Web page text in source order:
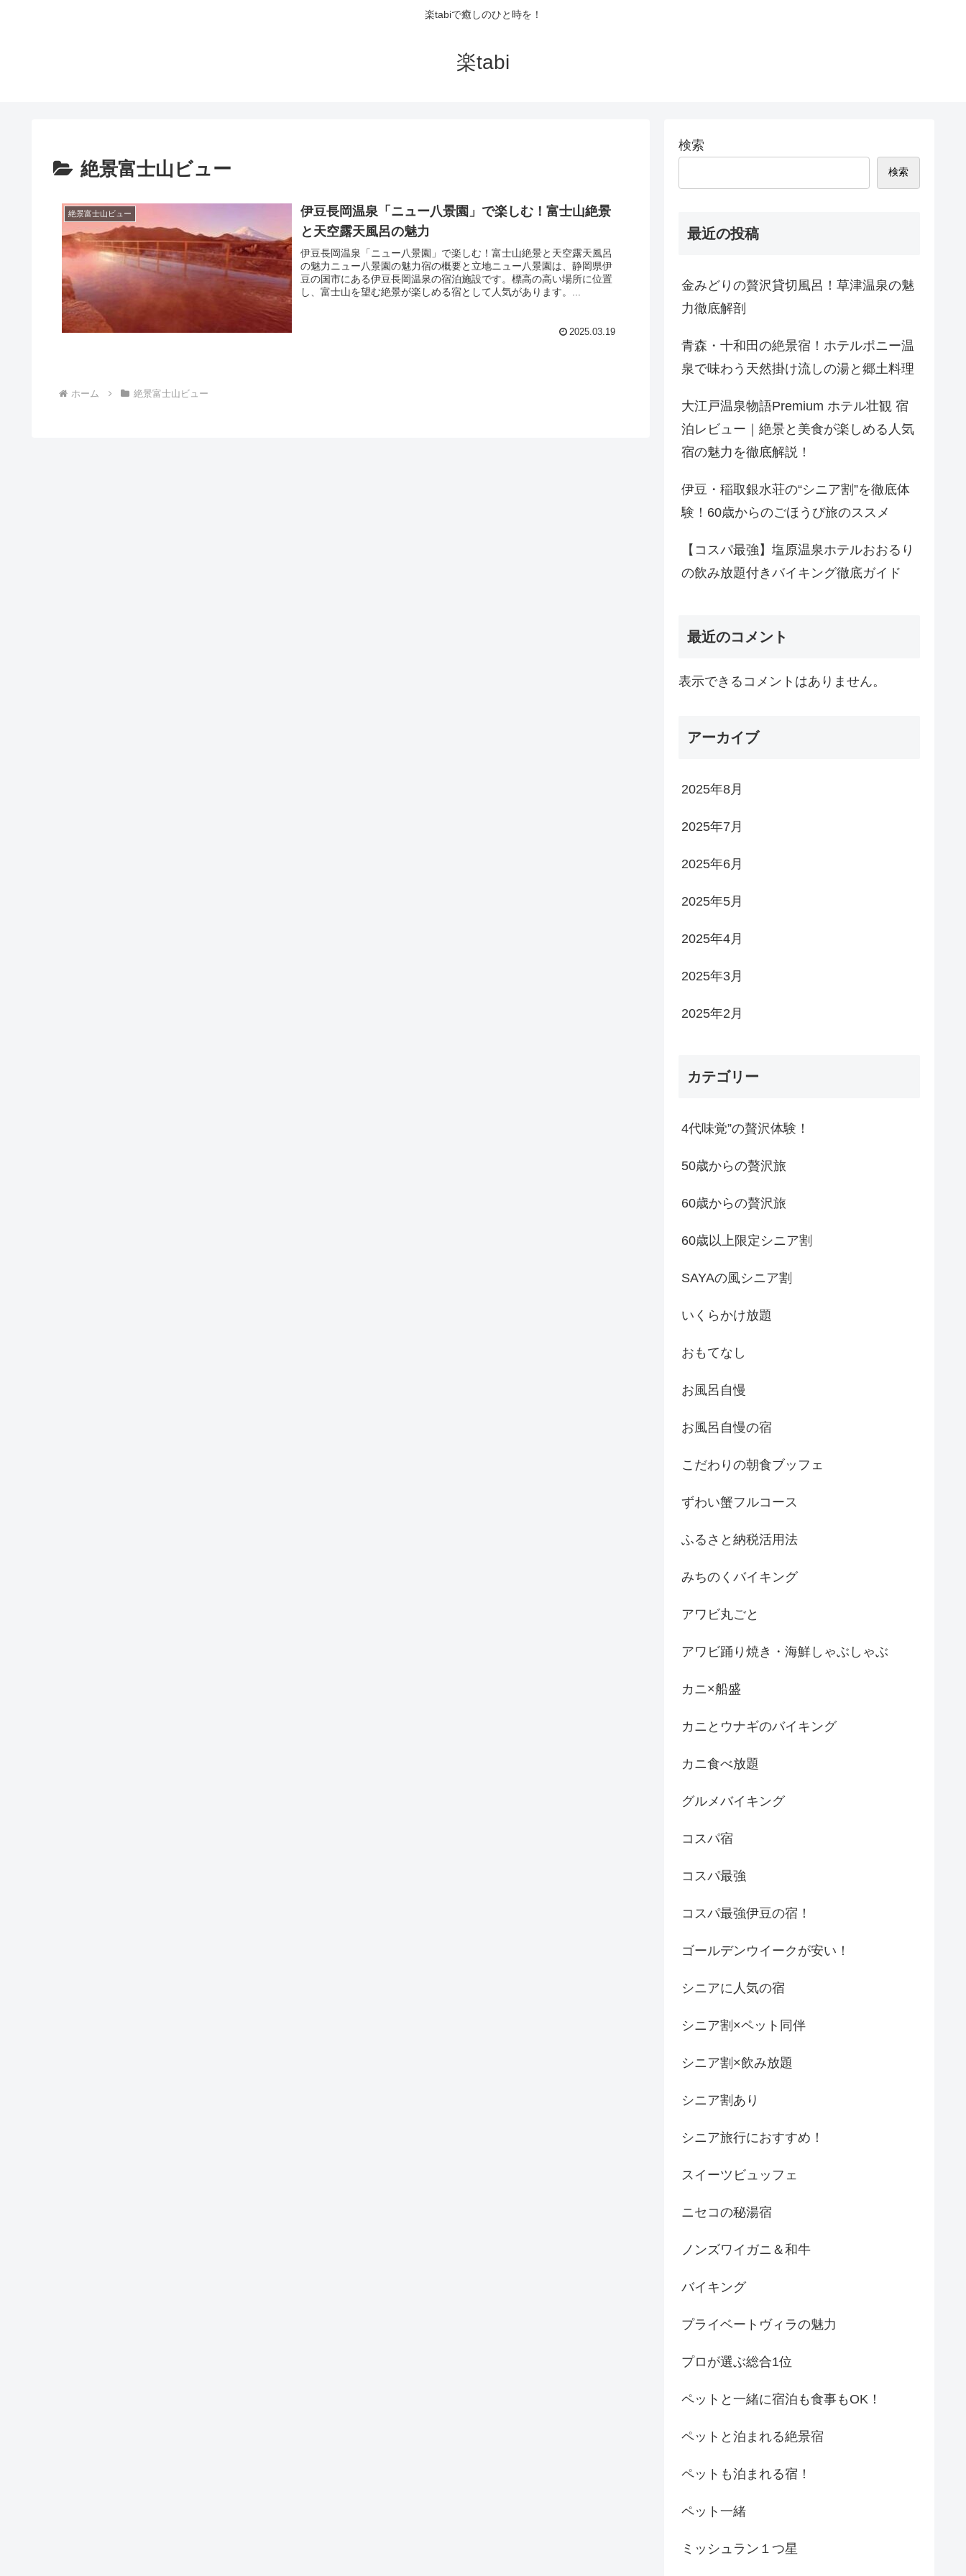
楽tabiで癒しのひと時を！
楽tabi
絶景富士山ビュー
絶景富士山ビュー
伊豆長岡温泉「ニュー八景園」で楽しむ！富士山絶景
と天空露天風呂の魅力
伊豆長岡温泉「ニュー八景園」で楽しむ！富士山絶景と天空露天風呂
の魅力ニュー八景園の魅力宿の概要と立地ニュー八景園は、静岡県伊
豆の国市にある伊豆長岡温泉の宿泊施設です。標高の高い場所に位置
し、富士山を望む絶景が楽しめる宿として人気があります。...
2025.03.19
ホーム 絶景富士山ビュー
検索
検索
最近の投稿
金みどりの贅沢貸切風呂！草津温泉の魅
力徹底解剖
青森・十和田の絶景宿！ホテルポニー温
泉で味わう天然掛け流しの湯と郷土料理
大江戸温泉物語Premium ホテル壮観 宿
泊レビュー｜絶景と美食が楽しめる人気
宿の魅力を徹底解説！
伊豆・稲取銀水荘の“シニア割”を徹底体
験！60歳からのごほうび旅のススメ
【コスパ最強】塩原温泉ホテルおおるり
の飲み放題付きバイキング徹底ガイド
最近のコメント
表示できるコメントはありません。
アーカイブ
2025年8月
2025年7月
2025年6月
2025年5月
2025年4月
2025年3月
2025年2月
カテゴリー
4代味覚”の贅沢体験！
50歳からの贅沢旅
60歳からの贅沢旅
60歳以上限定シニア割
SAYAの風シニア割
いくらかけ放題
おもてなし
お風呂自慢
お風呂自慢の宿
こだわりの朝食ブッフェ
ずわい蟹フルコース
ふるさと納税活用法
みちのくバイキング
アワビ丸ごと
アワビ踊り焼き・海鮮しゃぶしゃぶ
カニ×船盛
カニとウナギのバイキング
カニ食べ放題
グルメバイキング
コスパ宿
コスパ最強
コスパ最強伊豆の宿！
ゴールデンウイークが安い！
シニアに人気の宿
シニア割×ペット同伴
シニア割×飲み放題
シニア割あり
シニア旅行におすすめ！
スイーツビュッフェ
ニセコの秘湯宿
ノンズワイガニ＆和牛
バイキング
プライベートヴィラの魅力
プロが選ぶ総合1位
ペットと一緒に宿泊も食事もOK！
ペットと泊まれる絶景宿
ペットも泊まれる宿！
ペット一緒
ミッシュラン１つ星